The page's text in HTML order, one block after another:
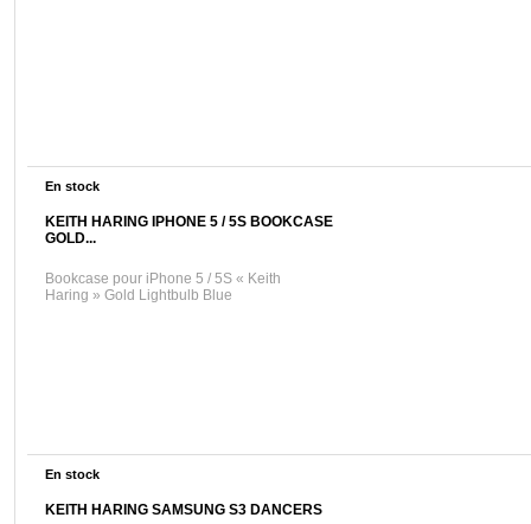
En stock
KEITH HARING IPHONE 5 / 5S BOOKCASE
GOLD...
Bookcase pour iPhone 5 / 5S « Keith
Haring » Gold Lightbulb Blue
En stock
KEITH HARING SAMSUNG S3 DANCERS